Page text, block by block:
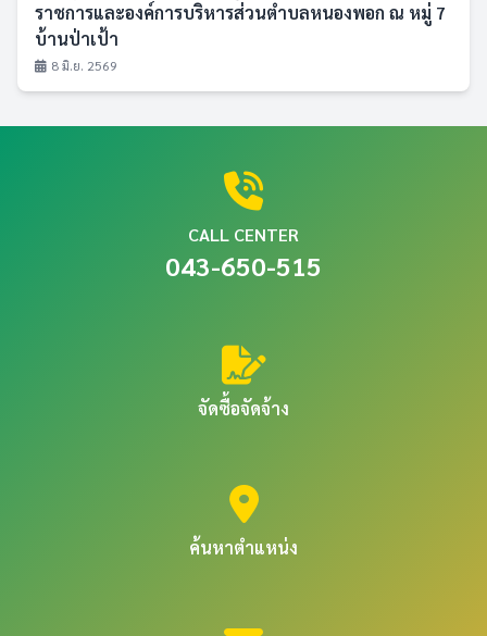
ราชการและองค์การบริหารส่วนตำบลหนองพอก ณ หมู่ 7
บ้านป่าเป้า
8 มิ.ย. 2569
CALL CENTER
043-650-515
จัดซื้อจัดจ้าง
ค้นหาตำแหน่ง